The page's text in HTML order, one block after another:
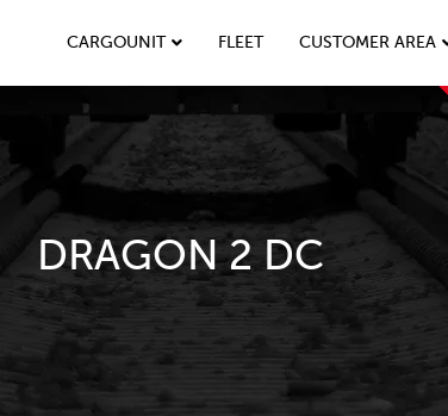
CARGOUNIT FLEET CUSTOMER AREA
DRAGON 2 DC